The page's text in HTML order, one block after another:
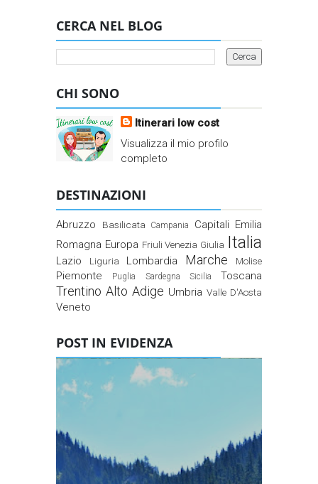
CERCA NEL BLOG
CHI SONO
Itinerari low cost
Visualizza il mio profilo
completo
DESTINAZIONI
Abruzzo Basilicata Campania Capitali Emilia
Romagna Europa Friuli Venezia Giulia Italia
Lazio Liguria Lombardia Marche Molise
Piemonte Puglia Sardegna Sicilia Toscana
Trentino Alto Adige Umbria Valle D'Aosta
Veneto
POST IN EVIDENZA